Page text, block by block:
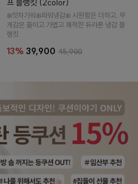
프 블랭킷 (2color)
❄️앗차가워❄️파워냉감❄️ 시원함은 더하고, 무
게감은 줄이고.가볍고 쾌적한 듀라론 냉감 블
랭킷.
13% 39,900 45,900